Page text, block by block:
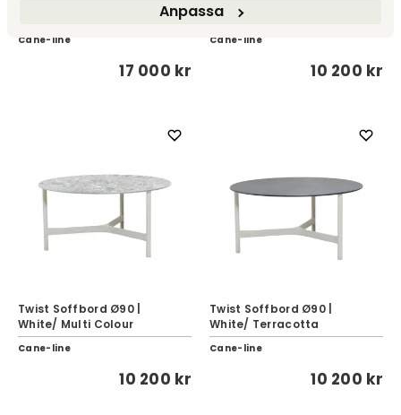
Anpassa
Cane-line
17 000 kr
White/ Fossil Grey
Cane-line
10 200 kr
Twist Soffbord Ø90 |
White/ Multi Colour
Cane-line
10 200 kr
Twist Soffbord Ø90 |
White/ Terracotta
Cane-line
10 200 kr